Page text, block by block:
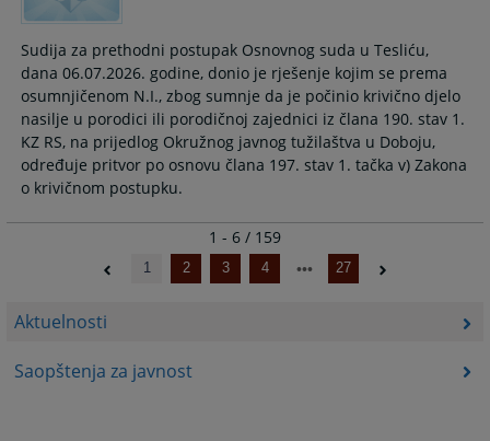
Aktuelnosti
Saopštenja za javnost
Sudija za prethodni postupak Osnovnog suda u Tesliću,
dana 06.07.2026. godine, donio je rješenje kojim se prema
osumnjičenom N.I., zbog sumnje da je počinio krivično djelo
nasilje u porodici ili porodičnoj zajednici iz člana 190. stav 1.
KZ RS, na prijedlog Okružnog javnog tužilaštva u Doboju,
određuje pritvor po osnovu člana 197. stav 1. tačka v) Zakona
1 - 6 / 159
1 2 3 4 27